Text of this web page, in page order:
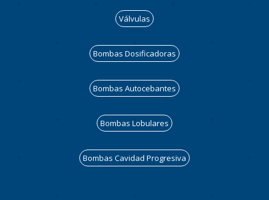
Válvulas
Bombas Dosificadoras
Bombas Autocebantes
Bombas Lobulares
Bombas Cavidad Progresiva